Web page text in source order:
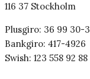
116 37 Stockholm
Plusgiro: 36 99 30-3
Bankgiro: 417-4926
Swish: 123 558 92 88